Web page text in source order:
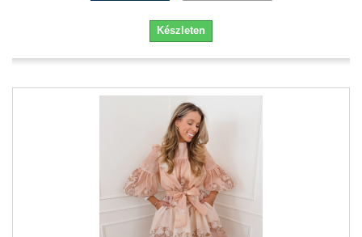
Készleten